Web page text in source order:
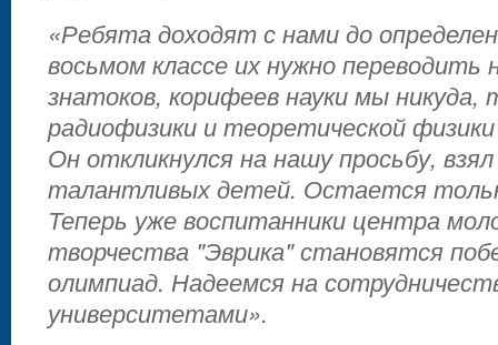
«Ребята доходят с нами до
восьмом классе их нужно переводить
знатоков, корифеев науки мы
радиофизики и теоретической
Он откликнулся на нашу просьбу,
талантливых детей. Остается
Теперь уже воспитанники центра
творчества "Эврика" становятся
олимпиад. Надеемся на
университетами».